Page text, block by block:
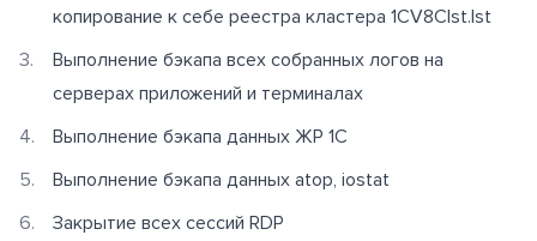
копирование к себе реестра кластера 1CV8Clst.lst
Выполнение бэкапа всех собранных логов на
серверах приложений и терминалах
Выполнение бэкапа данных ЖР 1С
Выполнение бэкапа данных atop, iostat
Закрытие всех сессий RDP